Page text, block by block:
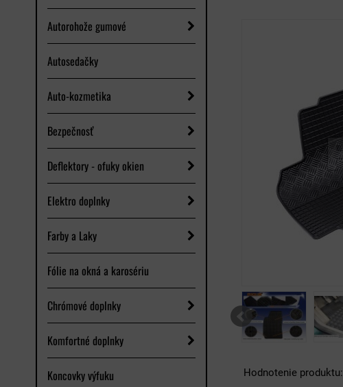
Autorohože gumové
Autosedačky
Auto-kozmetika
Bezpečnosť
Deflektory - ofuky okien
Elektro doplnky
Farby a Laky
Fólie na okná a karosériu
Chrómové doplnky
Komfortné doplnky
Koncovky výfuku Hodnotenie produktu: